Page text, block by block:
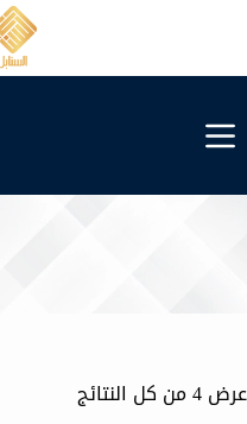
عرض ⁦4⁩ من كل النتائج